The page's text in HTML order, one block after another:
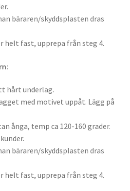
bäraren/skyddsplasten dras
helt fast, upprepa från steg 4.
hårt underlag.
med motivet uppåt. Lägg på
ånga, temp ca 120-160 grader.
bäraren/skyddsplasten dras
helt fast, upprepa från steg 4.